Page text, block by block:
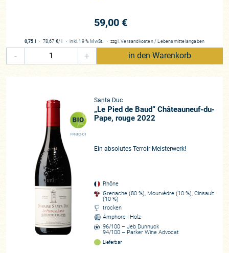
erhalten. Die Einführung der biodynamischen Landwirtschaft
unserer Böden noch weiter zu beleben, aber auch um das
Immunsystem der Pflanzen zu stärken. Die Reben lernen,
im Einklang mit ihrem Terroir stehen, sie produzieren
ausgewogene Trauben und harmonischen Wein. Im Keller
brauchen wir dann kaum noch einzugreifen.“
Neue Wege bei der Weinbereitung: Ausbau der Weine in
großen Tonamphoren! Ziel: Mehr Feinheit, mehr Eleganz,
mehr Reinheit der Frucht!
Und weitere Neuigkeiten, gute Neuigkeiten, gibt es zu
berichten: Yves Gras hat mit viel Geduld in den vergangenen
Jahren die Anbaufläche von Santa Duc in Châteauneuf-du-
Pape mit dem Erwerb von Topweinbergen vergrößert.
Benjamin baut die Weine dort wie Grand Crus, getrennt nach
den einzelnen Lagen, um deren spezifischen Terroircharakter
59,00 €
0,75 l ・ 78,67 €/ l ・inkl. 19 % MwSt. ・ zzgl.Versandkosten / Lebensmittelangaben
- + in den Warenkorb
FR-BIO-01
Santa Duc
„Le Pied de Baud“ Châteauneuf-du-
Pape, rouge 2022
Ein absolutes Terroir-Meisterwerk!
Rhône
Grenache (80 %), Mourvèdre (10 %), Cinsault
(10 %)
trocken
Amphore | Holz
96/100 – Jeb Dunnuck
94/100 – Parker Wine Advocat
Lieferbar